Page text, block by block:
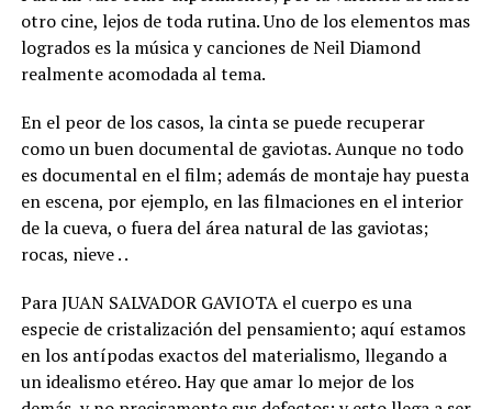
otro cine, lejos de toda rutina. Uno de los elementos mas
logrados es la música y canciones de Neil Diamond
realmente acomodada al tema.
En el peor de los casos, la cinta se puede recuperar
como un buen documental de gaviotas. Aunque no todo
es documental en el film; además de montaje hay puesta
en escena, por ejemplo, en las filmaciones en el interior
de la cueva, o fuera del área natural de las gaviotas;
rocas, nieve . .
Para JUAN SALVADOR GAVIOTA el cuerpo es una
especie de cristalización del pensamiento; aquí estamos
en los antípodas exactos del materialismo, llegando a
un idealismo etéreo. Hay que amar lo mejor de los